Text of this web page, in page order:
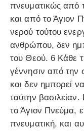
πνευματικώς από
και από το Άγιον
νερού τούτου
ανθρώπου, δεν
του Θεού. 6 Κάθε
γέννησιν από την
και δεν ημπορεί
ταύτην
το Άγιον Πνεύμα,
πνευματική, και